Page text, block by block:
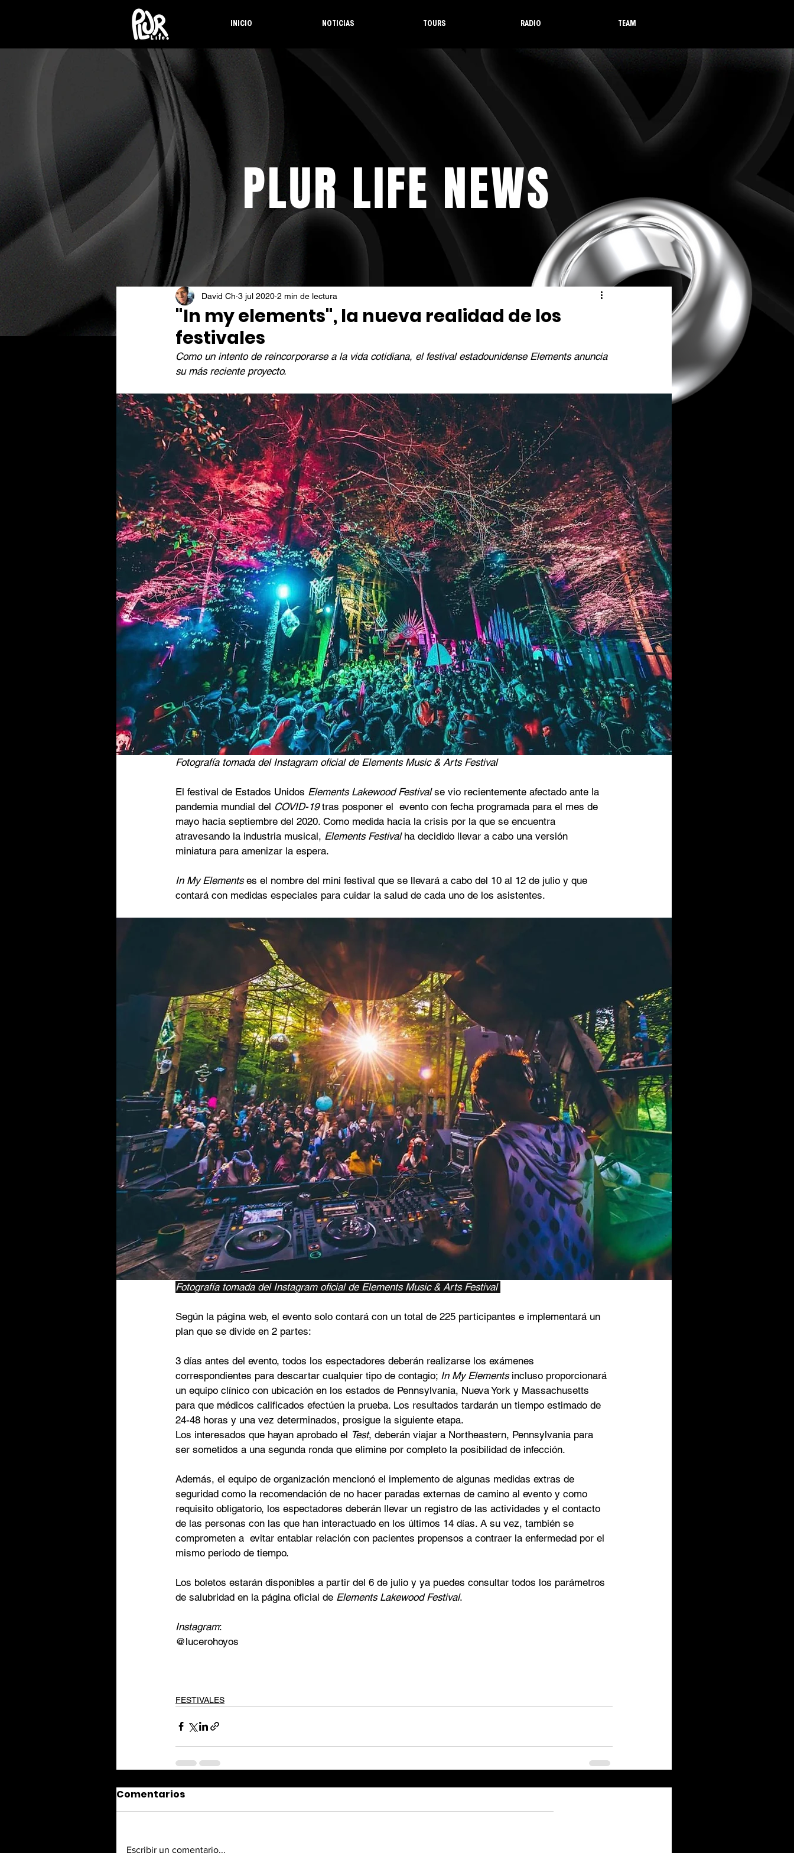
INICIO NOTICIAS TOURS RADIO TEAM
PLUR LIFE NEWS
"In my elements", la nueva realidad de los
festivales
David Ch 3 jul 2020 2 min de lectura
Como un intento de reincorporarse a la vida cotidiana, el festival estadounidense Elements anuncia
su más reciente proyecto.
Fotografía tomada del Instagram oficial de Elements Music & Arts Festival
El festival de Estados Unidos Elements Lakewood Festival se vio recientemente afectado ante la
pandemia mundial del COVID-19 tras posponer el  evento con fecha programada para el mes de
mayo hacia septiembre del 2020. Como medida hacia la crisis por la que se encuentra
atravesando la industria musical, Elements Festival ha decidido llevar a cabo una versión
miniatura para amenizar la espera.
In My Elements es el nombre del mini festival que se llevará a cabo del 10 al 12 de julio y que
contará con medidas especiales para cuidar la salud de cada uno de los asistentes.
Fotografía tomada del Instagram oficial de Elements Music & Arts Festival
Según la página web, el evento solo contará con un total de 225 participantes e implementará un
plan que se divide en 2 partes:
3 días antes del evento, todos los espectadores deberán realizarse los exámenes
correspondientes para descartar cualquier tipo de contagio; In My Elements incluso proporcionará
un equipo clínico con ubicación en los estados de Pennsylvania, Nueva York y Massachusetts
para que médicos calificados efectúen la prueba. Los resultados tardarán un tiempo estimado de
24-48 horas y una vez determinados, prosigue la siguiente etapa.
Los interesados que hayan aprobado el Test, deberán viajar a Northeastern, Pennsylvania para
ser sometidos a una segunda ronda que elimine por completo la posibilidad de infección.
Además, el equipo de organización mencionó el implemento de algunas medidas extras de
seguridad como la recomendación de no hacer paradas externas de camino al evento y como
requisito obligatorio, los espectadores deberán llevar un registro de las actividades y el contacto
de las personas con las que han interactuado en los últimos 14 días. A su vez, también se
comprometen a  evitar entablar relación con pacientes propensos a contraer la enfermedad por el
mismo periodo de tiempo.
Los boletos estarán disponibles a partir del 6 de julio y ya puedes consultar todos los parámetros
de salubridad en la página oficial de Elements Lakewood Festival.
Instagram:
@lucerohoyos
FESTIVALES
Comentarios
Escribir un comentario...